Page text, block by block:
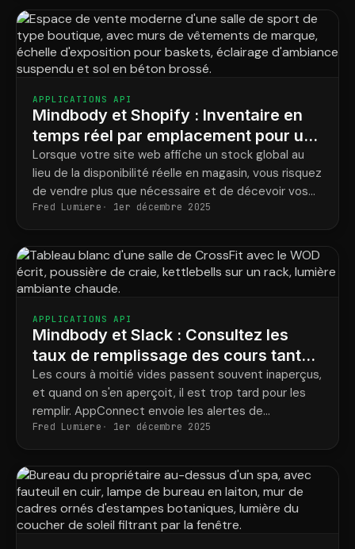
entre les deux, si bien que le rapprochement se fait
en un clic, et non en une journée de travail.
APPLICATIONS API
Mindbody et Shopify : Inventaire en
temps réel par emplacement pour une
salle de sport multisite
Lorsque votre site web affiche un stock global au
lieu de la disponibilité réelle en magasin, vous risquez
de vendre plus que nécessaire et de décevoir vos
clients. ShopConnect affiche la disponibilité réelle
pour chaque magasin et achemine chaque
commande vers le magasin approprié.
Fred Lumiere 1er décembre 2025
APPLICATIONS API
Mindbody et Slack : Consultez les
taux de remplissage des cours tant
qu’il est encore possible de remplir la
salle.
Les cours à moitié vides passent souvent inaperçus,
et quand on s'en aperçoit, il est trop tard pour les
remplir. AppConnect envoie les alertes de
réservation pertinentes sur Slack pour que vous
puissiez lancer une promotion tant qu'il est encore
temps.
Fred Lumiere 1er décembre 2025